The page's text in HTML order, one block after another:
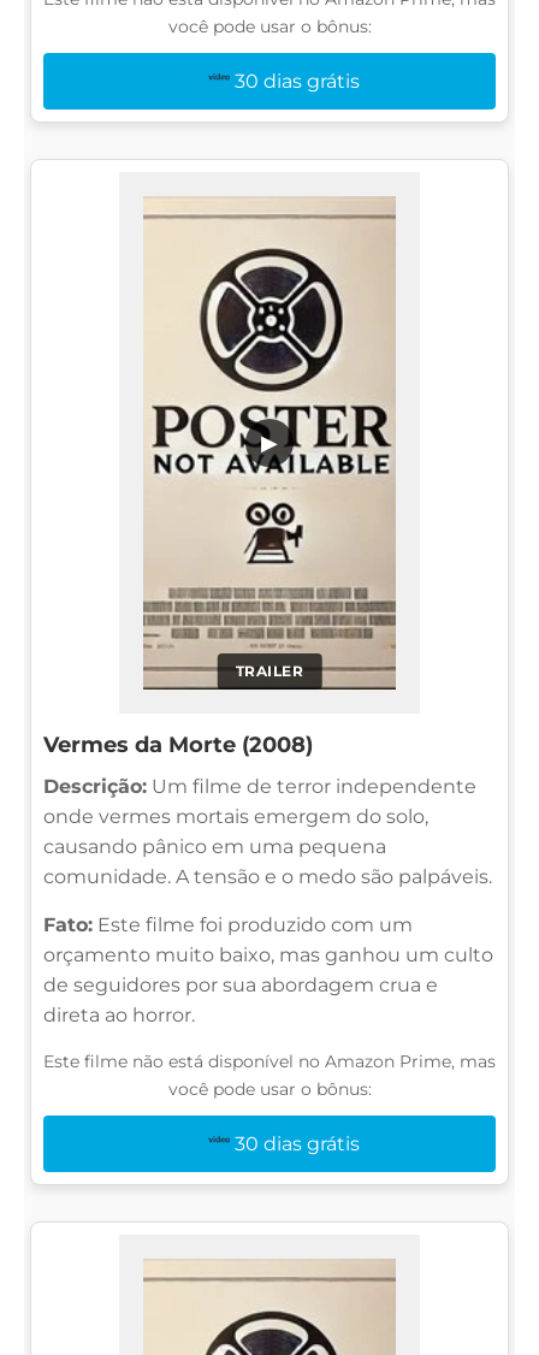
você pode usar o bônus:
30 dias grátis
TRAILER
▶
Vermes da Morte (2008)
Descrição: Um filme de terror independente
onde vermes mortais emergem do solo,
causando pânico em uma pequena
comunidade. A tensão e o medo são palpáveis.
Fato: Este filme foi produzido com um
orçamento muito baixo, mas ganhou um culto
de seguidores por sua abordagem crua e
direta ao horror.
Este filme não está disponível no Amazon Prime, mas
você pode usar o bônus:
30 dias grátis